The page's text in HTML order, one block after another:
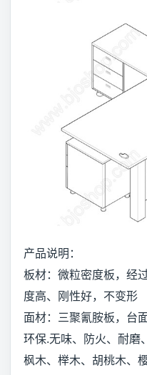
产品说明：
板材：微粒密度板，经
度高、刚性好，不变形
面材：三聚氰胺板，台
环保.无味、防火、耐磨
枫木、榉木、胡桃木、